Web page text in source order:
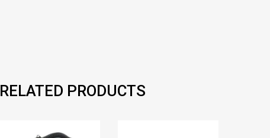
RELATED PRODUCTS